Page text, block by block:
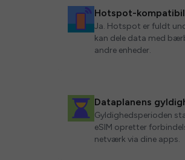
Hotspot-
Ja. Hotspot er fuldt
kan dele data med
andre enheder.
Dataplanens
Gyldighedsperioden
eSIM opretter
netværk via dine apps.